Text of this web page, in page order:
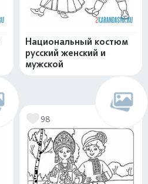
Национальный костюм
русский женский и
мужской
98